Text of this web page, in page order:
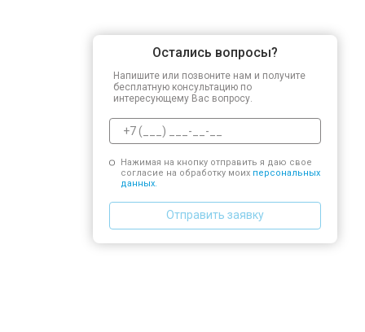
Остались вопросы?
Напишите или позвоните нам и получите
бесплатную консультацию по
интересующему Вас вопросу.
Нажимая на кнопку отправить я даю свое
согласие на обработку моих персональных
данных.
Отправить заявку